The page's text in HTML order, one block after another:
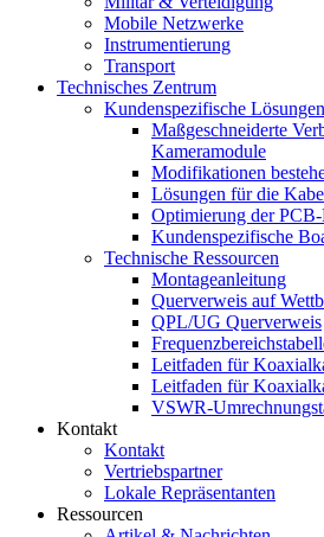
Mobile Netzwerke
Instrumentierung
Transport
Technisches Zentrum
Kundenspezifische Lösungen
Maßgeschneiderte
Kameramodule
Modifikationen
Lösungen für die
Optimierung der
Kundenspezifische
Technische Ressourcen
Montageanleitung
Querverweis auf
QPL/UG Querverweis
Leitfaden für
Leitfaden für
VSWR-
Kontakt
Kontakt
Vertriebspartner
Lokale Repräsentanten
Ressourcen